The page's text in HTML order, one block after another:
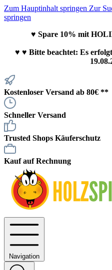
Zum Hauptinhalt springen Zur
springen
♥ Spare 10% mit
♥ ♥ Bitte beachtet: Es
Kostenloser Versand ab 80€ **
Schneller Versand
Trusted Shops Käuferschutz
Kauf auf Rechnung
Navigation